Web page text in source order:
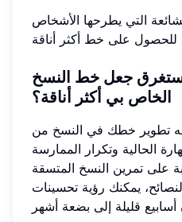
التي يطرحها الأشخاص
جعل خط النسخ
الخاص بي أكثر أناقة؟
تطوير خطك في النسخ من
الحالية وتكرار الممارسة
على تمرين النسخ المتسقة
يمكنك رؤية تحسينات